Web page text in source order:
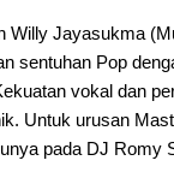
Willy Jayasukma
sentuhan Pop
vokal dan
Untuk urusan
pada DJ Romy